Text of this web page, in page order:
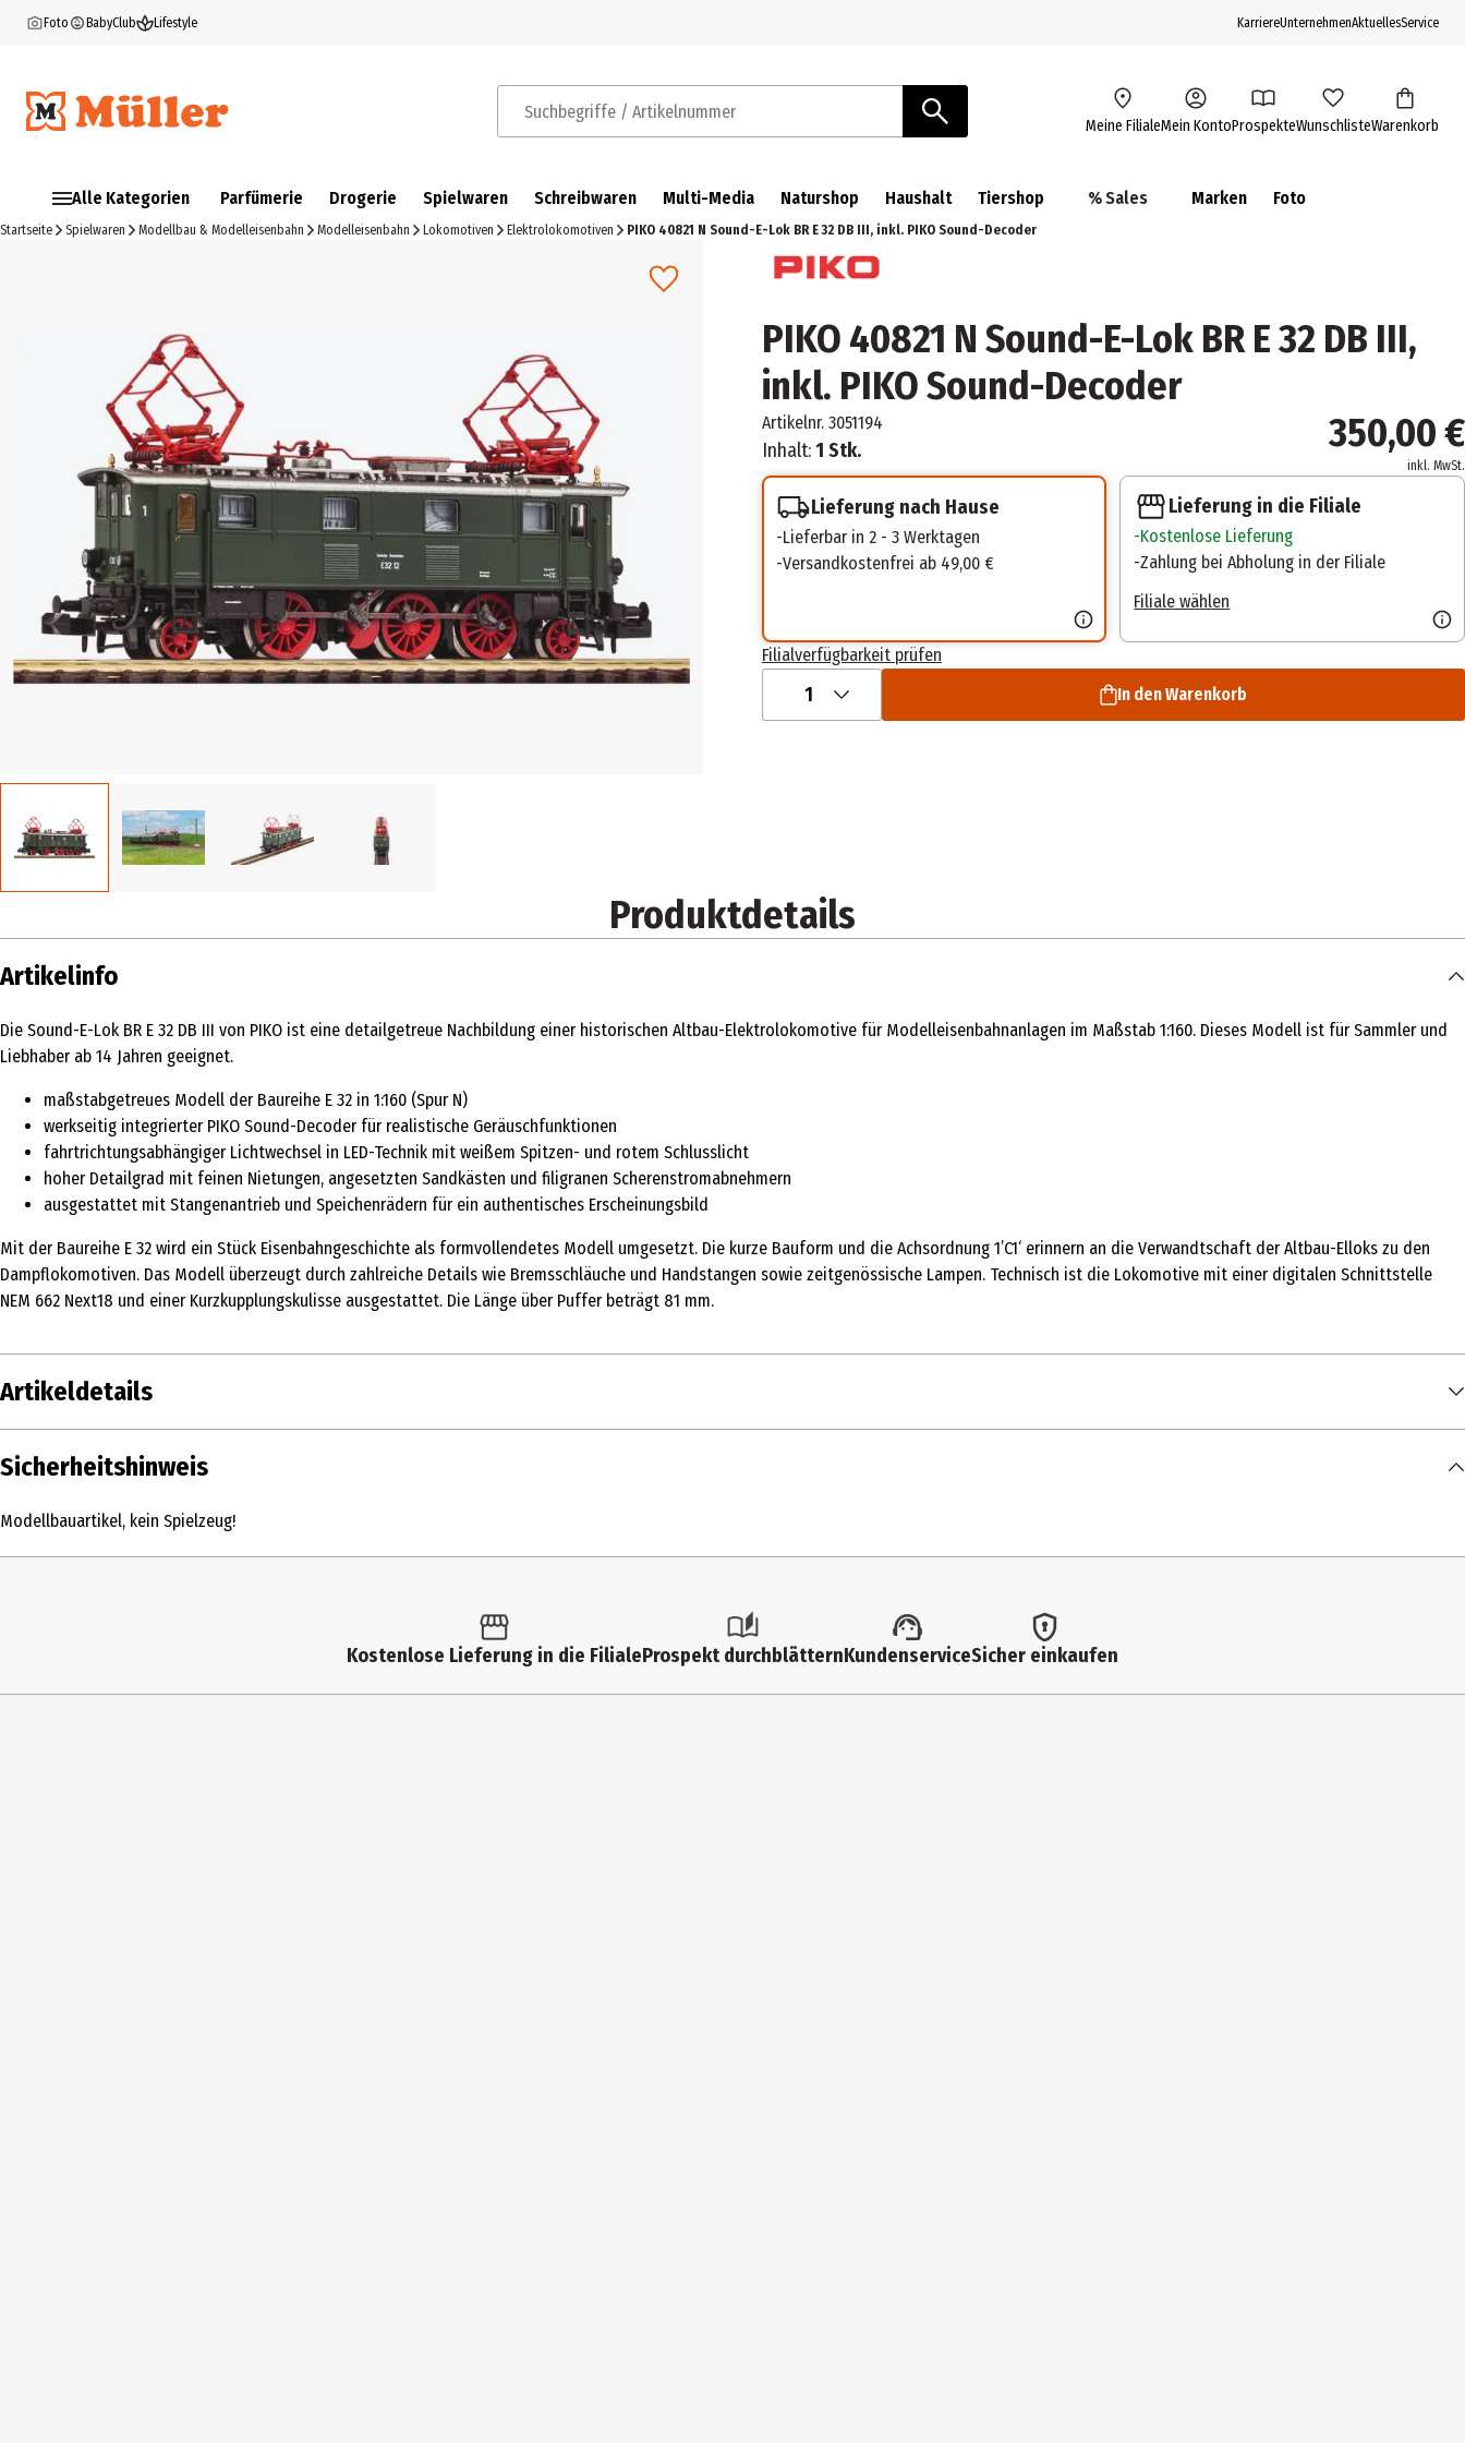
Foto BabyClub Lifestyle KarriereUnternehmenAktuellesService
Suchbegriffe / Artikelnummer Meine FilialeMein KontoProspekteWunschlisteWarenkorb
Alle Kategorien Parfümerie Drogerie Spielwaren Schreibwaren Multi-Media Naturshop Haushalt Tiershop % Sales Marken Foto
Startseite Spielwaren Modellbau & Modelleisenbahn Modelleisenbahn Lokomotiven Elektrolokomotiven PIKO 40821 N Sound-E-Lok BR E 32 DB III, inkl. PIKO Sound-Decoder
PIKO 40821 N Sound-E-Lok BR E 32 DB III,
inkl. PIKO Sound-Decoder
Artikelnr. 3051194
Inhalt:1 Stk. 350,00 €
inkl. MwSt.
Lieferung nach Hause
Lieferbar in 2 - 3 Werktagen
Versandkostenfrei ab 49,00 €
Lieferung in die Filiale
Kostenlose Lieferung
Zahlung bei Abholung in der Filiale
Filiale wählen
Filialverfügbarkeit prüfen
1 In den Warenkorb
Produktdetails
Artikelinfo
Die Sound-E-Lok BR E 32 DB III von PIKO ist eine detailgetreue Nachbildung einer historischen Altbau-Elektrolokomotive für Modelleisenbahnanlagen im Maßstab 1:160. Dieses Modell ist für Sammler und
Liebhaber ab 14 Jahren geeignet.
maßstabgetreues Modell der Baureihe E 32 in 1:160 (Spur N)
werkseitig integrierter PIKO Sound-Decoder für realistische Geräuschfunktionen
fahrtrichtungsabhängiger Lichtwechsel in LED-Technik mit weißem Spitzen- und rotem Schlusslicht
hoher Detailgrad mit feinen Nietungen, angesetzten Sandkästen und filigranen Scherenstromabnehmern
ausgestattet mit Stangenantrieb und Speichenrädern für ein authentisches Erscheinungsbild
Mit der Baureihe E 32 wird ein Stück Eisenbahngeschichte als formvollendetes Modell umgesetzt. Die kurze Bauform und die Achsordnung 1’C1‘ erinnern an die Verwandtschaft der Altbau-Elloks zu den
Dampflokomotiven. Das Modell überzeugt durch zahlreiche Details wie Bremsschläuche und Handstangen sowie zeitgenössische Lampen. Technisch ist die Lokomotive mit einer digitalen Schnittstelle
NEM 662 Next18 und einer Kurzkupplungskulisse ausgestattet. Die Länge über Puffer beträgt 81 mm.
Artikeldetails
Inhalt
PIKO Spielwaren GmbH
Sicherheitshinweis
Modellbauartikel, kein Spielzeug!
Kostenlose Lieferung in die FilialeProspekt durchblätternKundenserviceSicher einkaufen